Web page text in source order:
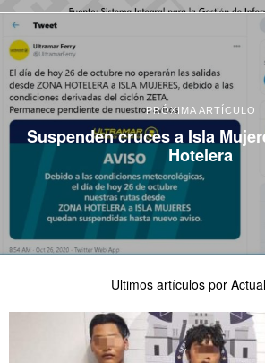
PRÓXIMA ARTÍCULO
Suspenden cruces a Isla
Hotelera
Ultimos artículos por